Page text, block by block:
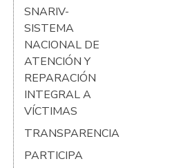
SNARIV-
SISTEMA
NACIONAL DE
ATENCIÓN Y
REPARACIÓN
INTEGRAL A
VÍCTIMAS
TRANSPARENCIA
PARTICIPA